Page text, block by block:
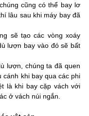
cũng có thể bay lơ
lâu sau khi máy bay đã
sẽ tạo các vòng xoáy
lượn bay vào đó sẽ bất
lượn, chúng ta đã quen
cánh khi bay qua các phi
là khi bay cặp vách với
ở vách núi ngắn.